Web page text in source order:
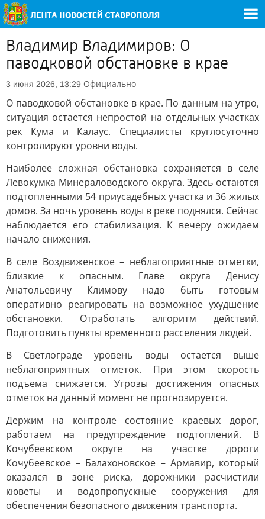
Владимир Владимиров: О
паводковой обстановке в крае
3 июня 2026, 13:29 Официально
О паводковой обстановке в крае. По данным на утро,
ситуация остается непростой на отдельных участках
рек Кума и Калаус. Специалисты круглосуточно
контролируют уровни воды.
Наиболее сложная обстановка сохраняется в селе
Левокумка Минераловодского округа. Здесь остаются
подтопленными 54 приусадебных участка и 36 жилых
домов. За ночь уровень воды в реке поднялся. Сейчас
наблюдается его стабилизация. К вечеру ожидаем
начало снижения.
В селе Воздвиженское – неблагоприятные отметки,
близкие к опасным. Главе округа Денису
Анатольевичу Климову надо быть готовым
оперативно реагировать на возможное ухудшение
обстановки. Отработать алгоритм действий.
Подготовить пункты временного расселения людей.
В Светлограде уровень воды остается выше
неблагоприятных отметок. При этом скорость
подъема снижается. Угрозы достижения опасных
отметок на данный момент не прогнозируется.
Держим на контроле состояние краевых дорог,
работаем на предупреждение подтоплений. В
Кочубеевском округе на участке дороги
Кочубеевское – Балахоновское – Армавир, который
оказался в зоне риска, дорожники расчистили
кюветы и водопропускные сооружения для
обеспечения безопасного движения транспорта.